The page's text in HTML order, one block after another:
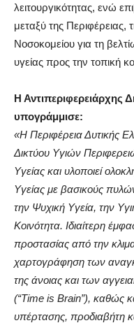
λειτουργικότητας, ενώ
μεταξύ της
Νοσοκομείου για τη
υγείας προς την τοπική
Η Αντιπεριφερειάρχης
υπογράμμισε:
«Η Περιφέρεια Δυτικής
Δικτύου Υγιών
Υγείας και υλοποιεί
Υγείας με βασικούς
την Ψυχική Υγεία, την
Κοινότητα. Ιδιαίτερη
προστασίας από την
χαρτογράφηση των
της άνοιας και των
(“Time is Brain”), καθώς
υπέρτασης, προδιαβήτη